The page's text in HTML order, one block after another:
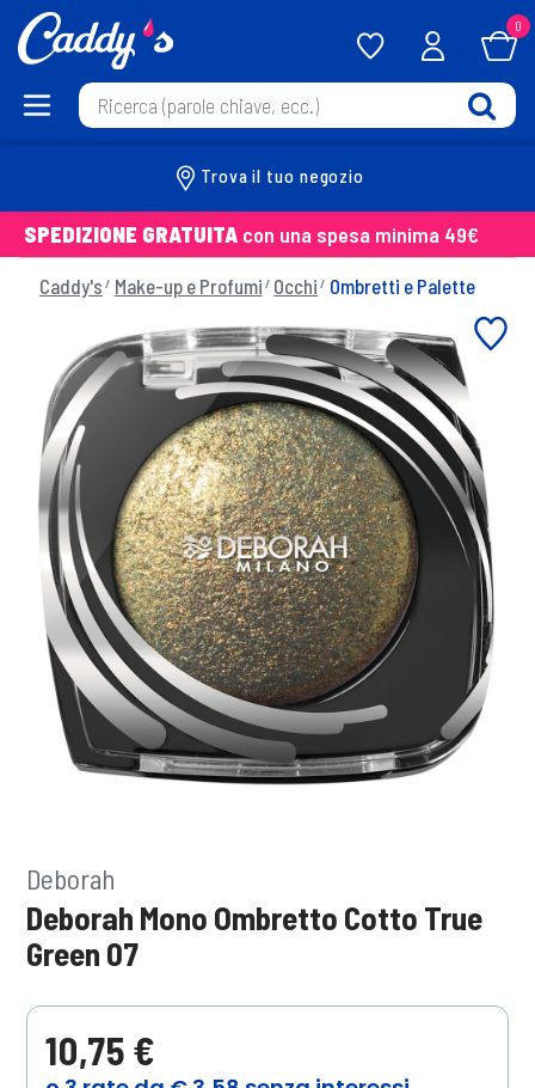
0
Trova il tuo negozio
SPEDIZIONE GRATUITA con una spesa minima 49€
Caddy's Make-up e Profumi Occhi Ombretti e Palette
Deborah
Deborah Mono Ombretto Cotto True
Green 07
10,75 €